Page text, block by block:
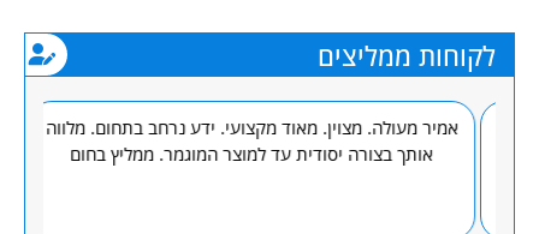
לקוחות ממליצים
אמיר מעולה. מצוין. מאוד מקצועי. ידע נרחב בתחום. מלווה
אותך בצורה יסודית עד למוצר המוגמר. ממליץ בחום